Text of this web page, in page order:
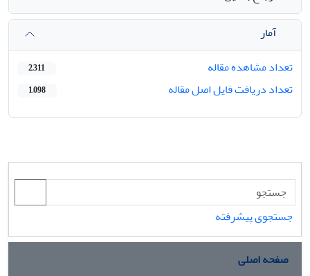
آمار
تعداد مشاهده مقاله
2,311
تعداد دریافت فایل اصل مقاله 1,098
جستجوی پیشرفته
صفحه اصلی